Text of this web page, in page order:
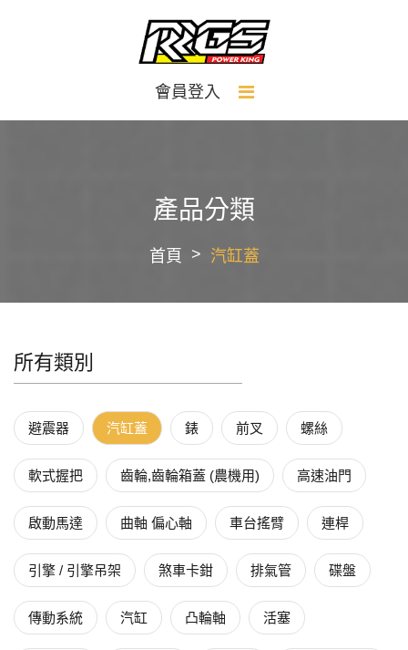
會員登入
產品分類
首頁 汽缸蓋
所有類別
避震器 汽缸蓋 錶 前叉 螺絲
軟式握把 齒輪,齒輪箱蓋 (農機用) 高速油門
啟動馬達 曲軸 偏心軸 車台搖臂 連桿
引擎 / 引擎吊架 煞車卡鉗 排氣管 碟盤
傳動系統 汽缸 凸輪軸 活塞